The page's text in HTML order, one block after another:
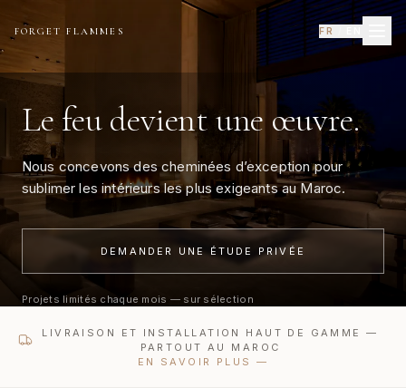
FORGET FLAMMES FR
Le feu devient une œuvre.
Nous concevons des cheminées d’exception pour
sublimer les intérieurs les plus exigeants au Maroc.
DEMANDER UNE ÉTUDE PRIVÉE
Projets limités chaque mois — sur sélection
LIVRAISON ET INSTALLATION HAUT DE GAMME —
PARTOUT AU MAROC
EN SAVOIR PLUS
—